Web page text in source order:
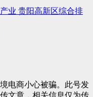
业 贵阳高新区综合排
电商小心被骗。此号发
文章，相关信息仅为传